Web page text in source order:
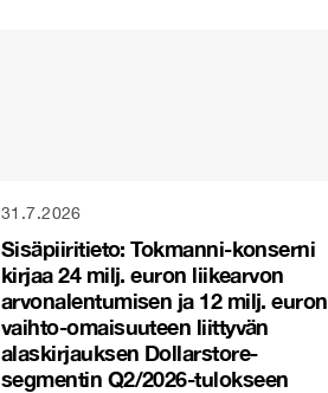
31.7.2026
Sisäpiiritieto: Tokmanni-konserni
kirjaa 24 milj. euron liikearvon
arvonalentumisen ja 12 milj. euron
vaihto-omaisuuteen liittyvän
alaskirjauksen Dollarstore-
segmentin Q2/2026-tulokseen